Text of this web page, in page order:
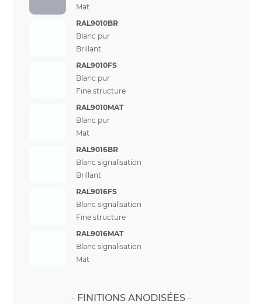
Mat
RAL9010BR
Blanc pur
Brillant
RAL9010FS
Blanc pur
Fine structure
RAL9010MAT
Blanc pur
Mat
RAL9016BR
Blanc signalisation
Brillant
RAL9016FS
Blanc signalisation
Fine structure
RAL9016MAT
Blanc signalisation
Mat
FINITIONS ANODISÉES